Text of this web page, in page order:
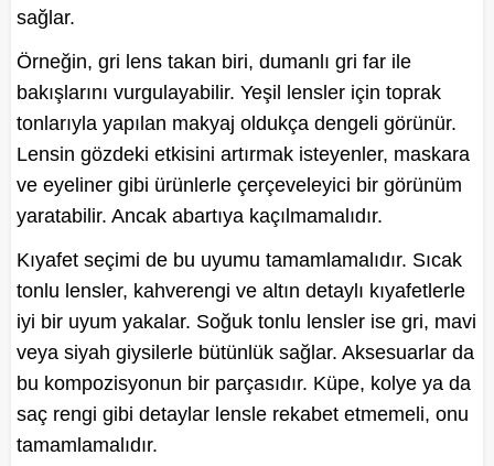
sağlar.
Örneğin, gri lens takan biri, dumanlı gri far ile
bakışlarını vurgulayabilir. Yeşil lensler için toprak
tonlarıyla yapılan makyaj oldukça dengeli görünür.
Lensin gözdeki etkisini artırmak isteyenler, maskara
ve eyeliner gibi ürünlerle çerçeveleyici bir görünüm
yaratabilir. Ancak abartıya kaçılmamalıdır.
Kıyafet seçimi de bu uyumu tamamlamalıdır. Sıcak
tonlu lensler, kahverengi ve altın detaylı kıyafetlerle
iyi bir uyum yakalar. Soğuk tonlu lensler ise gri, mavi
veya siyah giysilerle bütünlük sağlar. Aksesuarlar da
bu kompozisyonun bir parçasıdır. Küpe, kolye ya da
saç rengi gibi detaylar lensle rekabet etmemeli, onu
tamamlamalıdır.